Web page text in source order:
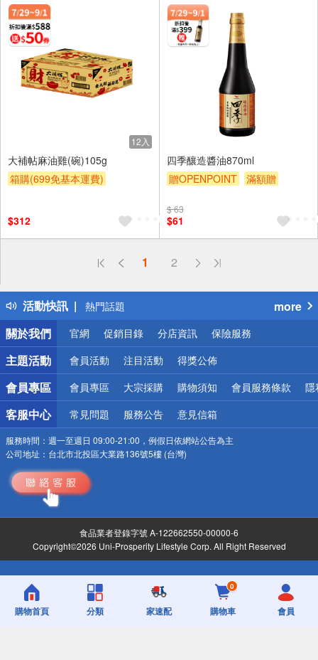
12入
大補帖麻油雞(碗)105g
箱購(699免基本運費)
$312
四季釀造醬油870ml
贈OPENPOINT
滿額贈
$ 63
$61
1 2
活動快訊
偏遠地區配送
得獎公告
熱門話題
銀行優惠
偏遠地區配送
詐騙網頁！請小心！
more
關於我們
官網 促銷目錄 分店資訊 保險服務
主題活動 會員活動 注目活動 得獎公佈
會員專區 會員專區 大宗採購 購物須知 會員服務條款 隱
客服中心 常見問題 服務公告 意見信箱
服務時間： 週一至週日 09:00-21:00，例假日依網站公告為主
公司地址： 台北市北投區大業路136號5樓 (台灣)
食品業者登錄字號 A-122662550-00000-6
Copyright©2026 Uni-Prosperity Lifestyle Corp. All Right Reserved
購物首頁 分類 家速配
0
購物車 會員